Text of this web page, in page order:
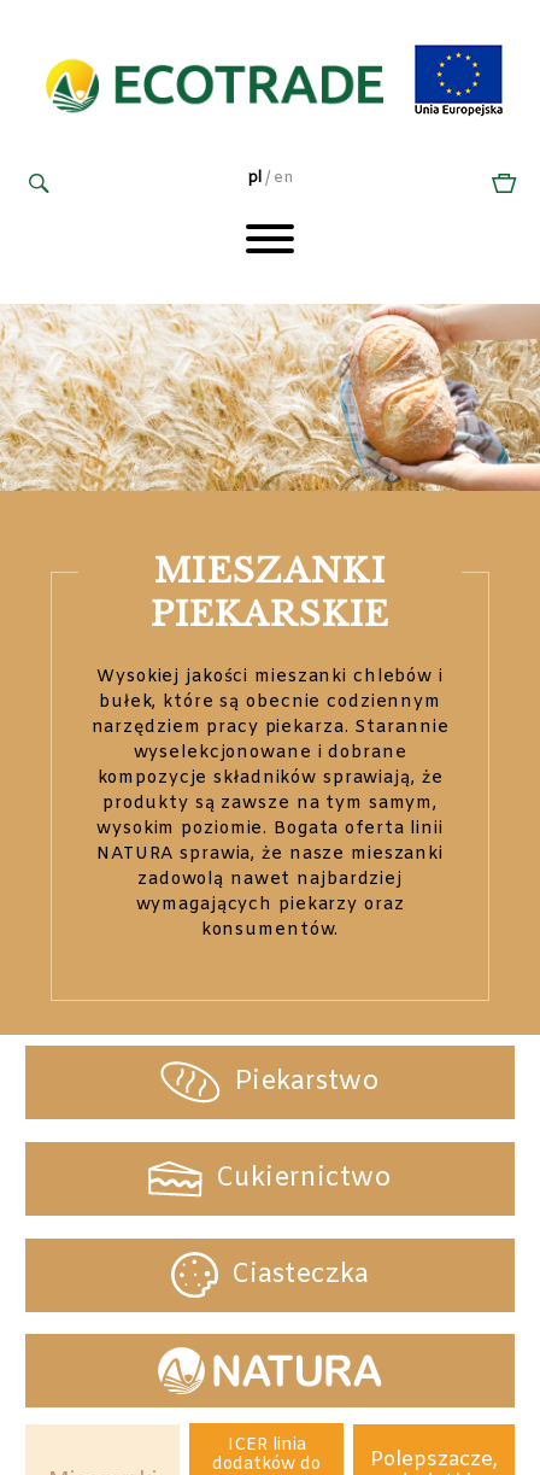
pl/ en
MIE­SZAN­KI
PIE­KAR­SKIE
Wysokiej jakości mieszanki chlebów i
bułek, które są obecnie codziennym
narzędziem pracy piekarza. Starannie
wyselekcjonowane i dobrane
kompozycje składników sprawiają, że
produkty są zawsze na tym samym,
wysokim poziomie. Bogata oferta linii
NATURA sprawia, że nasze mieszanki
zadowolą nawet najbardziej
wymagających piekarzy oraz
konsumentów.
Piekarstwo
Cukiernictwo
Ciasteczka
ICER linia
dodatków do
Polepszacze,